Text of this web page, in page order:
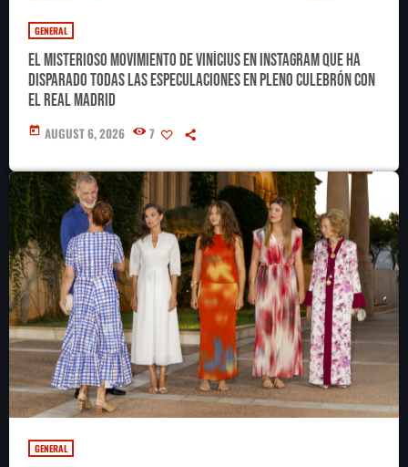
GENERAL
El misterioso movimiento de Vinícius en Instagram que ha
disparado todas las especulaciones en pleno culebrón con
el Real Madrid
today AUGUST 6, 2026 7
GENERAL